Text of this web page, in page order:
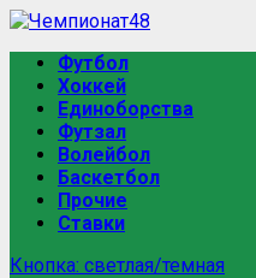
Футбол
Хоккей
Единоборства
Футзал
Волейбол
Баскетбол
Прочие
Ставки
Кнопка: светлая/темная